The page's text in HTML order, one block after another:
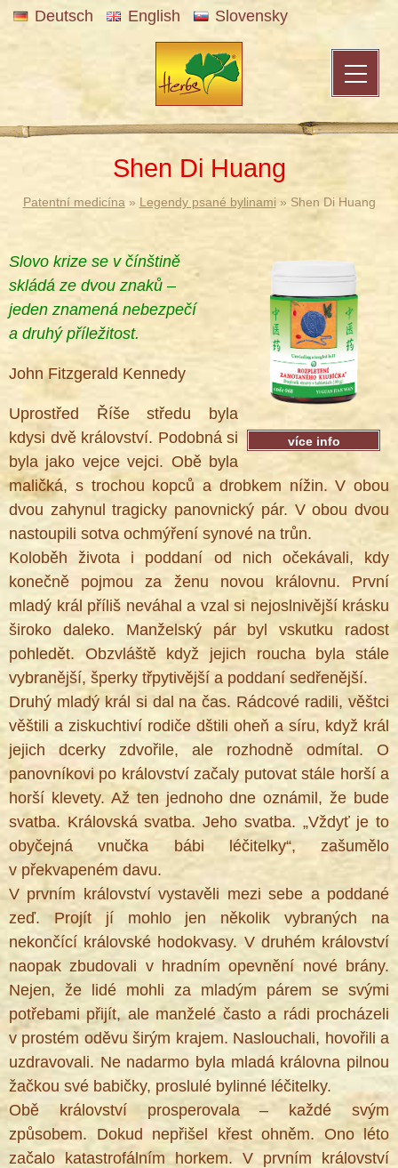
Deutsch English Slovensky
Shen Di Huang
Patentní medicína » Legendy psané bylinami» Shen Di Huang
více info
Slovo krize se v čínštině
skládá ze dvou znaků –
jeden znamená nebezpečí
a druhý příležitost.
John Fitzgerald Kennedy
Uprostřed Říše středu byla
kdysi dvě království. Podobná si
byla jako vejce vejci. Obě byla
maličká, s trochou kopců a drobkem nížin. V obou
dvou zahynul tragicky panovnický pár. V obou dvou
nastoupili sotva ochmýření synové na trůn.
Koloběh života i poddaní od nich očekávali, kdy
konečně pojmou za ženu novou královnu. První
mladý král příliš neváhal a vzal si nejoslnivější krásku
široko daleko. Manželský pár byl vskutku radost
pohledět. Obzvláště když jejich roucha byla stále
vybranější, šperky třpytivější a poddaní sedřenější.
Druhý mladý král si dal na čas. Rádcové radili, věštci
věštili a ziskuchtiví rodiče dštili oheň a síru, když král
jejich dcerky zdvořile, ale rozhodně odmítal. O
panovníkovi po království začaly putovat stále horší a
horší klevety. Až ten jednoho dne oznámil, že bude
svatba. Královská svatba. Jeho svatba. „Vždyť je to
obyčejná vnučka bábi léčitelky“, zašumělo
v překvapeném davu.
V prvním království vystavěli mezi sebe a poddané
zeď. Projít jí mohlo jen několik vybraných na
nekončící královské hodokvasy. V druhém království
naopak zbudovali v hradním opevnění nové brány.
Nejen, že lidé mohli za mladým párem se svými
potřebami přijít, ale manželé často a rádi procházeli
v prostém oděvu širým krajem. Naslouchali, hovořili a
uzdravovali. Ne nadarmo byla mladá královna pilnou
žačkou své babičky, proslulé bylinné léčitelky.
Obě království prosperovala – každé svým
způsobem. Dokud nepřišel křest ohněm. Ono léto
začalo katastrofálním horkem. V prvním království
®